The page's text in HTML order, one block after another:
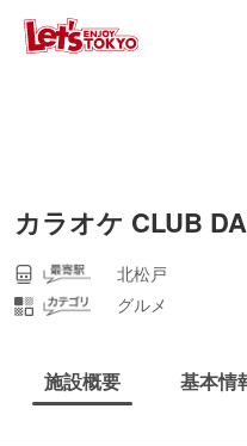
カラオケ CLUB
北松戸
グルメ
施設概要 基本情